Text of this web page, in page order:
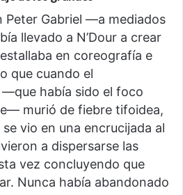
Peter Gabriel —a mediados
llevado a N’Dour a crear
en coreografía e
que cuando el
—que había sido el foco
murió de fiebre tifoidea,
vio en una encrucijada al
a dispersarse las
vez concluyendo que
Nunca había abandonado